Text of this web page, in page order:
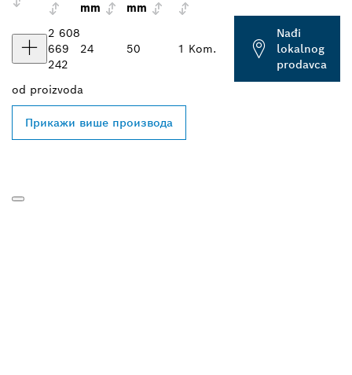
mm
mm
2 608
669
242
24 50 1 Kom.
Nađi
lokalnog
prodavca
od proizvoda
Прикажи више производа